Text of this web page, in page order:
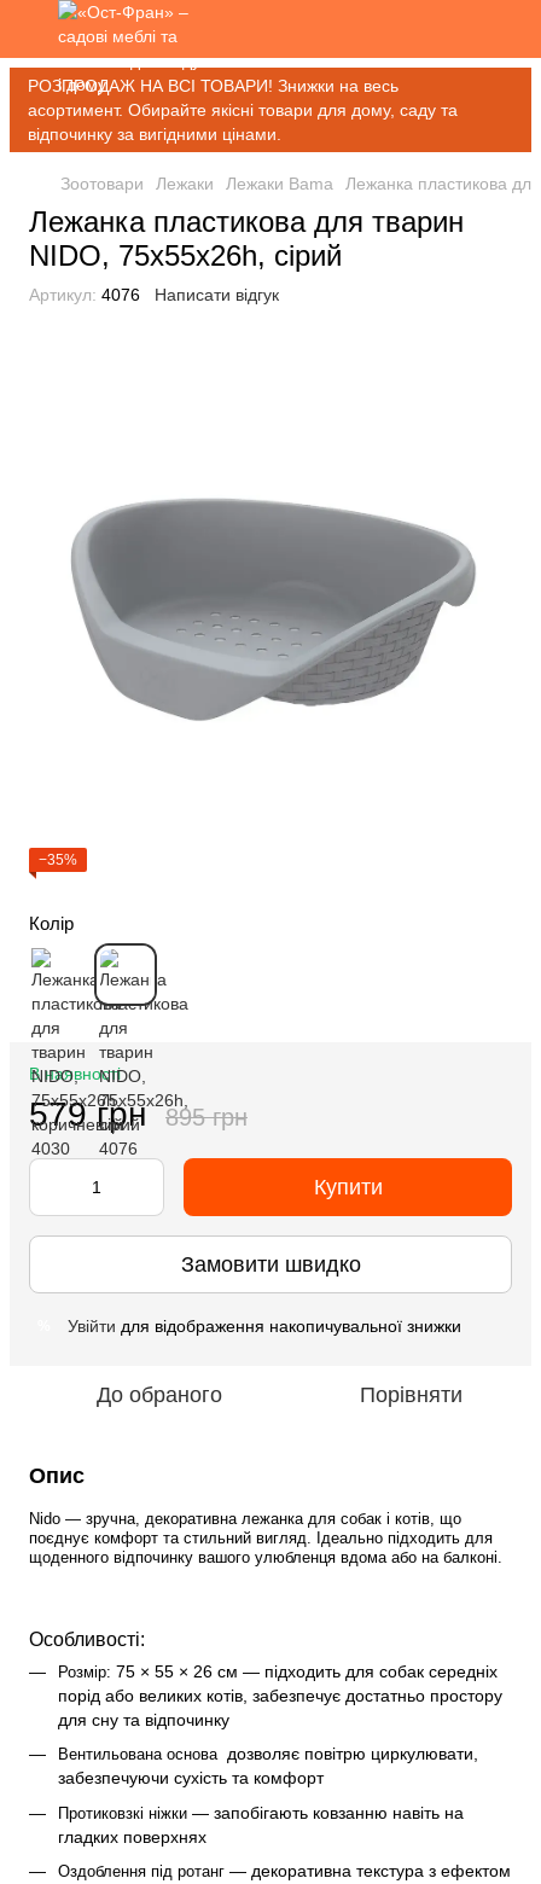
РОЗПРОДАЖ НА ВСІ ТОВАРИ! Знижки на весь
асортимент. Обирайте якісні товари для дому, саду та
відпочинку за вигідними цінами.
Зоотовари Лежаки Лежаки Bama Лежанка пластикова
Лежанка пластикова для тварин
NIDO, 75x55x26h, сірий
Артикул: 4076 Написати відгук
−35%
Колір
В наявності
579 грн 895 грн
Купити
Замовити швидко
Увійти для відображення накопичувальної знижки
До обраного Порівняти
Опис
Nido — зручна, декоративна лежанка для собак і котів, що
поєднує комфорт та стильний вигляд. Ідеально підходить для
щоденного відпочинку вашого улюбленця вдома або на балконі.
Особливості:
Розмір: 75 × 55 × 26 см — підходить для собак середніх
порід або великих котів, забезпечує достатньо простору
для сну та відпочинку
Вентильована основа дозволяє повітрю циркулювати,
забезпечуючи сухість та комфорт
Протиковзкі ніжки — запобігають ковзанню навіть на
гладких поверхнях
Оздоблення під ротанг — декоративна текстура з ефектом